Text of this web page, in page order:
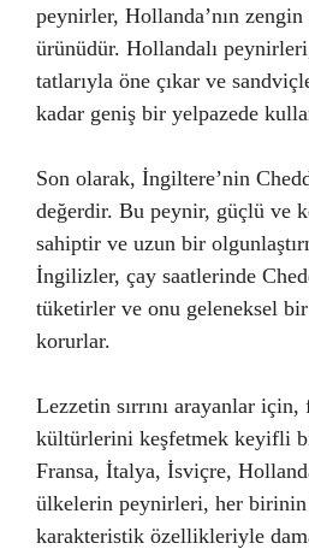
peynirler, Hollanda’nın
ürünüdür. Hollandalı
tatlarıyla öne çıkar ve
kadar geniş bir yelpazede
Son olarak, İngiltere’nin
değerdir. Bu peynir, güçlü ve
sahiptir ve uzun bir
İngilizler, çay saatlerinde
tüketirler ve onu geleneksel
korurlar.
Lezzetin sırrını arayanlar
kültürlerini keşfetmek keyifli
Fransa, İtalya, İsviçre,
ülkelerin peynirleri, her birinin
karakteristik özellikleriyle